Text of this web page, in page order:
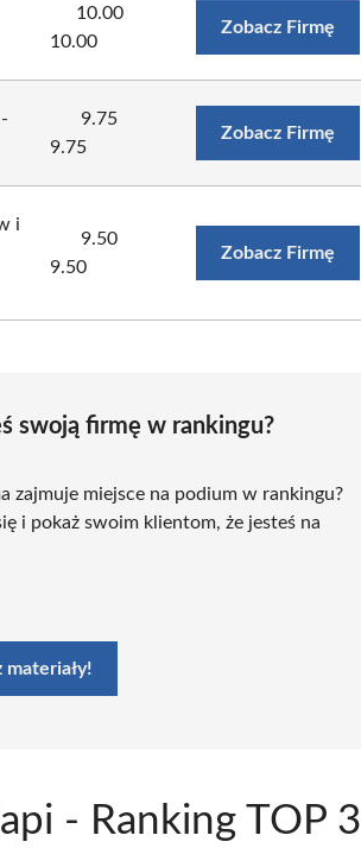
10.00
10.00
Zobacz Firmę
9.75
9.75
Zobacz Firmę
i
9.50
9.50
Zobacz Firmę
swoją firmę w rankingu?
zajmuje miejsce na podium w rankingu?
i pokaż swoim klientom, że jesteś na
materiały!
- Ranking TOP 3